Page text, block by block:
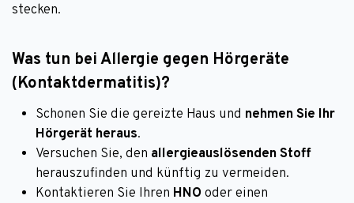
stecken.
Was tun bei Allergie gegen Hörgeräte
(Kontaktdermatitis)?
Schonen Sie die gereizte Haus und nehmen Sie Ihr
Hörgerät heraus.
Versuchen Sie, den allergieauslösenden Stoff
herauszufinden und künftig zu vermeiden.
Kontaktieren Sie Ihren HNO oder einen